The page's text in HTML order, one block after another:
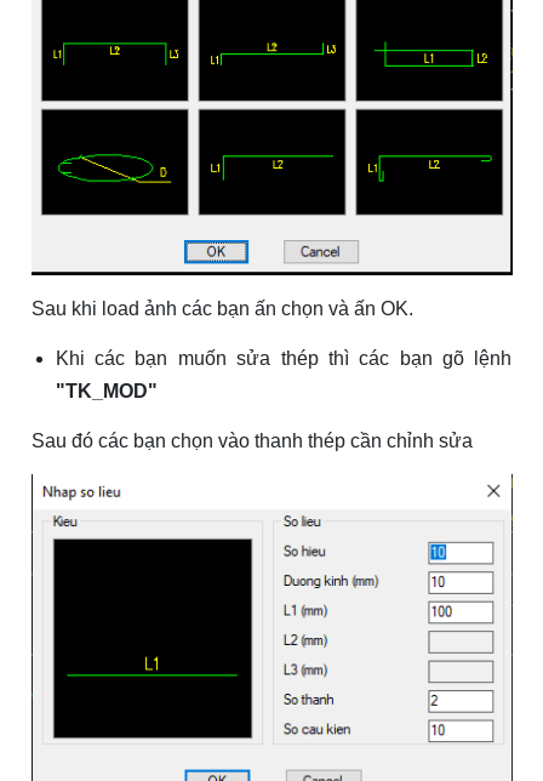
Sau khi load ảnh các bạn ấn chọn và ấn OK.
Khi các bạn muốn sửa thép thì các bạn gõ lệnh
"TK_MOD"
Sau đó các bạn chọn vào thanh thép cần chỉnh sửa